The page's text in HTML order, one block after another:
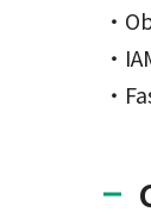
・
・
・